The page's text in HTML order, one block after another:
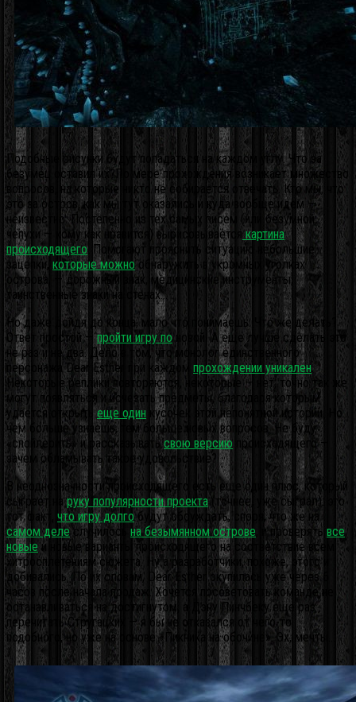
Подобные рисунки будут попадаться на каждом углу. Что за
безумец оставил их?По мере прохождения возникает множество
вопросов, на которые никто не собирается отвечать. Кто мы, что
это за остров, как мы тут оказались и куда вообще идем —
неизвестно. Постепенно из тех самых писем (или безумной
чепухи — кому как нравится) вырисовывается картина
происходящего . Помогают прояснить ситуацию небольшие
зацепки, которые можнообнаружить в укромных уголках
острова, — дорожный знак, медицинские инструменты,
таинственные знаки на стенах…
Но даже дойдя до конца, мало что понимаешь. Что же делать?
Ответ простой —пройти игру по новой! А еще лучше сделать это
не раз и не два. Дело в том, что монолог единственного
персонажа Dear Esther при каждом прохождении уникален.
Некоторые реплики повторяются, некоторые — нет, точно так же
могут появляться и исчезать предметы, благодаря которым
удается открытьеще один кусочек этой непонятной истории. Но…
чем больше узнаешь, тем больше новых вопросов. Не буду
«спойлерить» и рассказыватьсвою версию происходящего —
зачем обламывать такое удовольствие?
В неоднозначности происходящего есть еще один плюс, который
сыграет наруку популярности проекта (точнее, уже сыграл): это
тот факт, что игру долгобудут обсуждать, споря, что же на
самом делеслучилось на безымянном острове , и проверять все
новыеи новые варианты происходящего на соответствие всем
хитросплетениям сюжета. Ну а разработчики, похоже, этого и
добивались. По их словам, Dear Esther окупилась уже через 6
часов после начала продаж. Хочется посоветовать команде не
останавливаться на достигнутом, а Дэну Пинчбеку еще раз
перечитать Стругацких — я бы не отказался от чего-то
подобного, но уже на основе «Пикника на обочине». Эх, мечты…